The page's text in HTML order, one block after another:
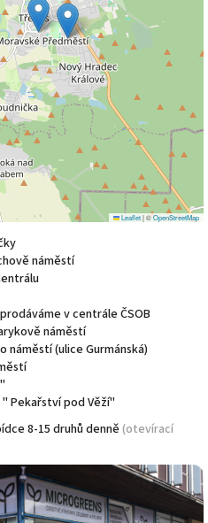
Leaflet|©OpenStreetMap
náměstí
v centrále ČSOB
náměstí
náměstí (ulice Gurmánská)
Pekařství pod Věží"
8-15 druhů denně (otevírací